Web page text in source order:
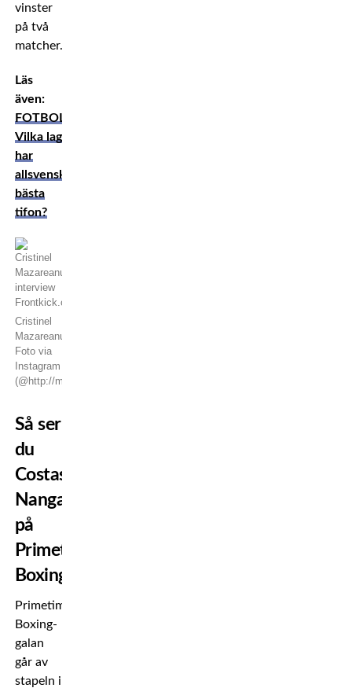
vinster
på två
matcher.
Läs
även:
FOTBOLL:
Vilka lag
har
allsvenskans
bästa
tifon?
Cristinel
Mazareanu.
Foto via
Instagram
(@http://mazareanu.tm)
Så ser
du
Costas
Nanga
på
Primetime
Boxing
Primetime
Boxing-
galan
går av
stapeln i